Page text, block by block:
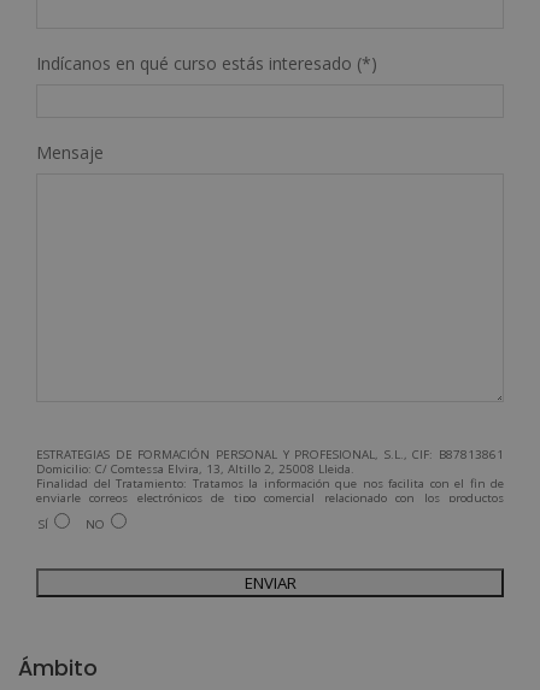
Indícanos en qué curso estás interesado (*)
Mensaje
ESTRATEGIAS DE FORMACIÓN PERSONAL Y PROFESIONAL, S.L., CIF: B87813861
Domicilio: C/ Comtessa Elvira, 13, Altillo 2, 25008 Lleida.
Finalidad del Tratamiento: Tratamos la información que nos facilita con el fin de
enviarle correos electrónicos de tipo comercial relacionado con los productos
ofrecidos y otros tipo de productos que fueran de su interés.
Legitimación del tratamiento: Consentimiento del interesado.
Para más información consulte nuestra Política de Privacidad.
Desea recibir información comercial (vía telefónica y/o email):
SÍ NO
Ámbito